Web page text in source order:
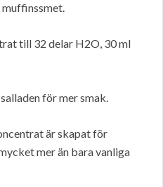
muffinssmet.
till 32 delar H2O, 30 ml
för mer smak.
är skapat för
mer än bara vanliga